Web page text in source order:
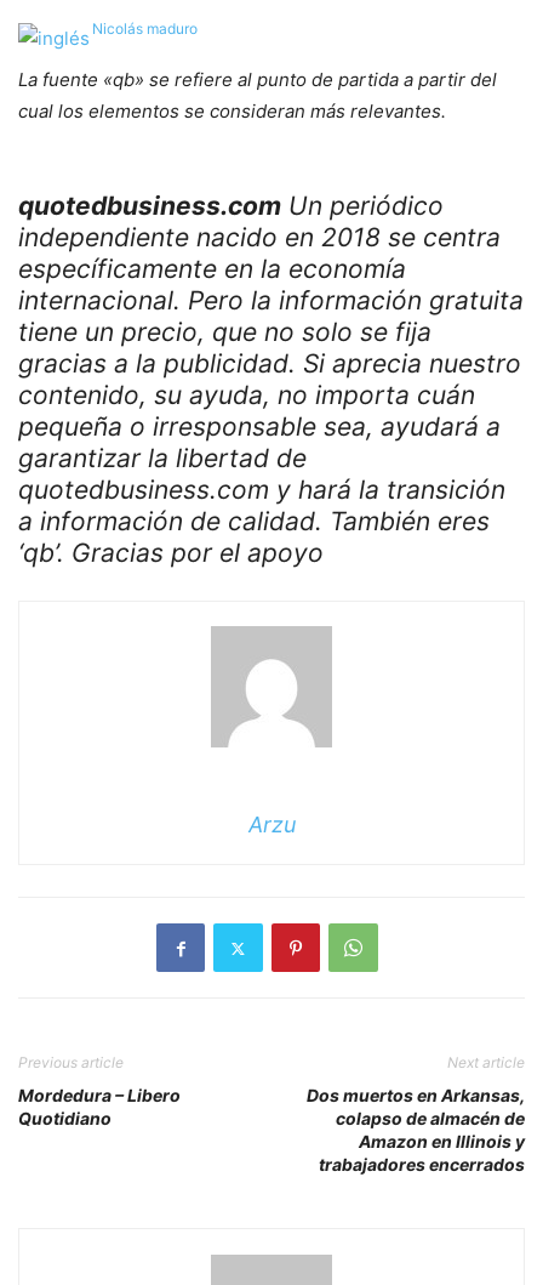
Nicolás maduro
La fuente «qb» se refiere al punto de partida a partir del
cual los elementos se consideran más relevantes.
quotedbusiness.com Un periódico
independiente nacido en 2018 se centra
específicamente en la economía
internacional. Pero la información gratuita
tiene un precio, que no solo se fija
gracias a la publicidad. Si aprecia nuestro
contenido, su ayuda, no importa cuán
pequeña o irresponsable sea, ayudará a
garantizar la libertad de
quotedbusiness.com y hará la transición
a información de calidad. También eres
‘qb’. Gracias por el apoyo
Arzu
Previous article
Mordedura – Libero
Quotidiano
Next article
Dos muertos en Arkansas,
colapso de almacén de
Amazon en Illinois y
trabajadores encerrados